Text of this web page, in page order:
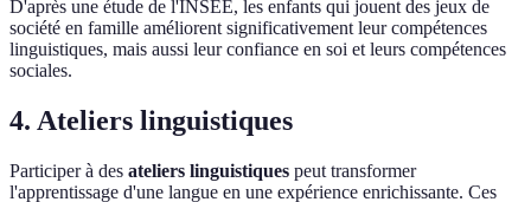
D'après une étude de l'INSEE, les enfants qui jouent des jeux de
société en famille améliorent significativement leur compétences
linguistiques, mais aussi leur confiance en soi et leurs compétences
sociales.
4. Ateliers linguistiques
Participer à des ateliers linguistiques peut transformer
l'apprentissage d'une langue en une expérience enrichissante. Ces